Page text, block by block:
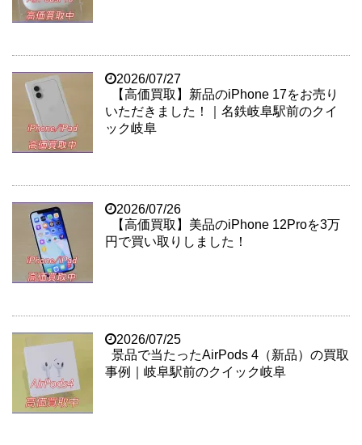
2026/07/27
【高価買取】新品のiPhone 17をお売り
いただきました！｜名鉄岐阜駅前のクイ
ック岐阜
2026/07/26
【高価買取】美品のiPhone 12Proを3万
円で買い取りしました！
2026/07/25
景品で当たったAirPods 4（新品）の買取
事例｜岐阜駅前のクイック岐阜